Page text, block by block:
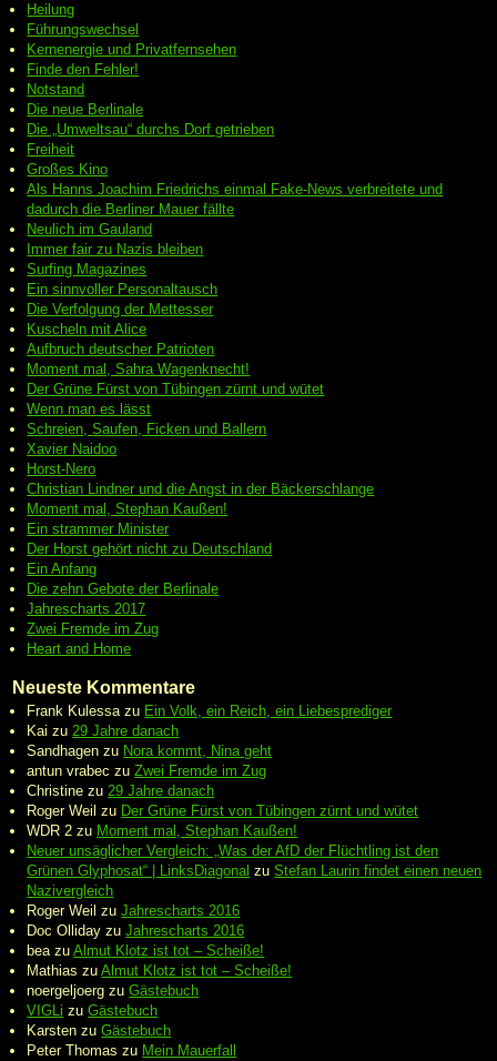
Heilung
Führungswechsel
Kernenergie und Privatfernsehen
Finde den Fehler!
Notstand
Die neue Berlinale
Die „Umweltsau“ durchs Dorf getrieben
Freiheit
Großes Kino
Als Hanns Joachim Friedrichs einmal Fake-News verbreitete und
dadurch die Berliner Mauer fällte
Neulich im Gauland
Immer fair zu Nazis bleiben
Surfing Magazines
Ein sinnvoller Personaltausch
Die Verfolgung der Mettesser
Kuscheln mit Alice
Aufbruch deutscher Patrioten
Moment mal, Sahra Wagenknecht!
Der Grüne Fürst von Tübingen zürnt und wütet
Wenn man es lässt
Schreien, Saufen, Ficken und Ballern
Xavier Naidoo
Horst-Nero
Christian Lindner und die Angst in der Bäckerschlange
Moment mal, Stephan Kaußen!
Ein strammer Minister
Der Horst gehört nicht zu Deutschland
Ein Anfang
Die zehn Gebote der Berlinale
Jahrescharts 2017
Zwei Fremde im Zug
Heart and Home
Neueste Kommentare
Frank Kulessazu Ein Volk, ein Reich, ein Liebesprediger
Kai zu29 Jahre danach
Sandhagen zu Nora kommt, Nina geht
antun vrabec zuZwei Fremde im Zug
Christine zu29 Jahre danach
Roger Weil zu Der Grüne Fürst von Tübingen zürnt und wütet
WDR 2 zu Moment mal, Stephan Kaußen!
Neuer unsäglicher Vergleich: „Was der AfD der Flüchtling ist den
Grünen Glyphosat“ | LinksDiagonal zuStefan Laurin findet einen neuen
Nazivergleich
Roger Weil zuJahrescharts 2016
Doc Olliday zuJahrescharts 2016
beazuAlmut Klotz ist tot – Scheiße!
Mathias zuAlmut Klotz ist tot – Scheiße!
noergeljoerg zuGästebuch
VIGLi zuGästebuch
Karsten zuGästebuch
Peter Thomas zu Mein Mauerfall